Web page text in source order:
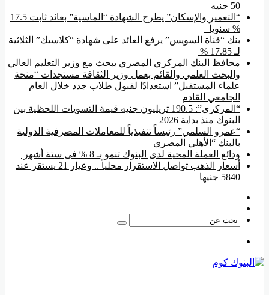
50 جنيه
“التعمير والإسكان” يطرح الشهادة “الماسية” بعائد ثابت 17.5
% سنوياً
بنك “قناة السويس” يرفع العائد على شهادة “كلاسيك” الثلاثية
لـ 17.85 %
محافظ البنك المركزي المصري يبحث مع وزير التعليم العالي
والبحث العلمي والقائم بعمل وزير الثقافة مستجدات “منحة
علماء المستقبل” استعدادًا لقبول طلاب جدد خلال العام
الجامعي القادم
“المركزى”: 190.5 تريليون جنيه قيمة التسويات اللحظية بين
البنوك منذ بداية 2026
“عمرو السلمي” رئيساً تنفيذياً للمعاملات المصرفية الدولية
بالبنك “الأهلي المصري
ودائع العملة المحية لدى البنوك تنمو بـ 8 % فى ستة أشهر
أسعار الذهب تواصل الاستقرار محلياً .. وعيار 21 يستقر عند
5840 جنيها
بحث